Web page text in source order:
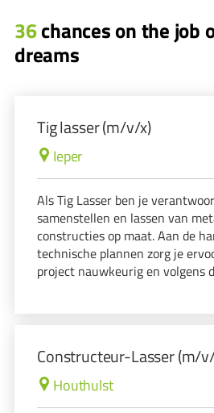
36chances on the job
dreams
Tig lasser (m/v/x)
Ieper
Als Tig Lasser ben je
samenstellen en lassen van
constructies op maat. Aan de
technische plannen zorg je
project nauwkeurig en volgens
Constructeur-Lasser (m/
Houthulst